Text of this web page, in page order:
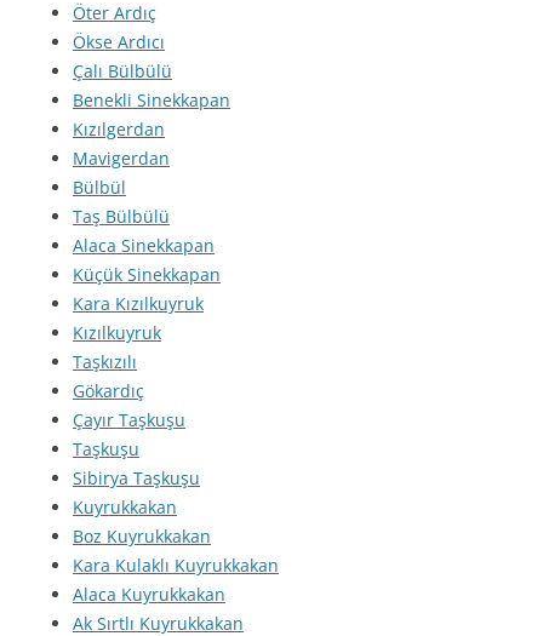
Öter Ardıç
Ökse Ardıcı
Çalı Bülbülü
Benekli Sinekkapan
Kızılgerdan
Mavigerdan
Bülbül
Taş Bülbülü
Alaca Sinekkapan
Küçük Sinekkapan
Kara Kızılkuyruk
Kızılkuyruk
Taşkızılı
Gökardıç
Çayır Taşkuşu
Taşkuşu
Sibirya Taşkuşu
Kuyrukkakan
Boz Kuyrukkakan
Kara Kulaklı Kuyrukkakan
Alaca Kuyrukkakan
Ak Sırtlı Kuyrukkakan